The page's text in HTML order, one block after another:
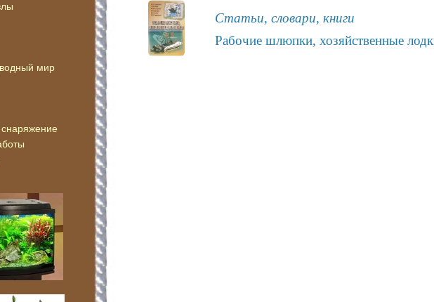
мир
снаряжение
Статьи, словари, книги
Рабочие шлюпки, хозяйственные